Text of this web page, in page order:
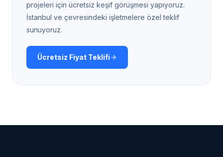
projeleri için ücretsiz keşif görüşmesi yapıyoruz.
İstanbul ve çevresindeki işletmelere özel teklif
sunuyoruz.
Ücretsiz Fiyat Teklifi